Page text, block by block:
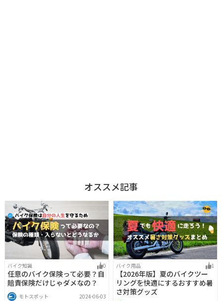
オススメ記事
バイク知識 0
任意のバイク保険って必要？自
賠責保険だけじゃダメなの？
モトスポット 2024-06-03
バイク用品 1
【2026年版】夏のバイクツー
リングを快適にするおすすめ暑
さ対策グッズ